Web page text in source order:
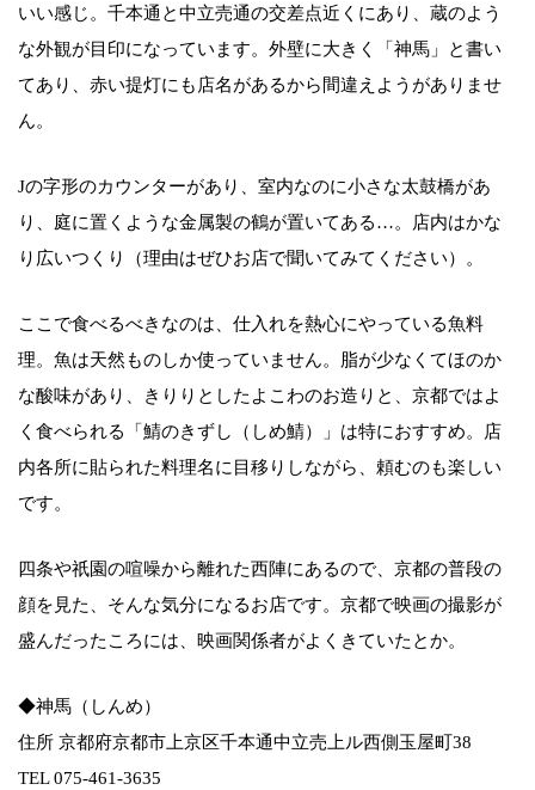
いい感じ。千本通と中立売通の交差点近くにあり、蔵のよう
な外観が目印になっています。外壁に大きく「神馬」と書い
てあり、赤い提灯にも店名があるから間違えようがありませ
ん。
Jの字形のカウンターがあり、室内なのに小さな太鼓橋があ
り、庭に置くような金属製の鶴が置いてある…。店内はかな
り広いつくり（理由はぜひお店で聞いてみてください）。
ここで食べるべきなのは、仕入れを熱心にやっている魚料
理。魚は天然ものしか使っていません。脂が少なくてほのか
な酸味があり、きりりとしたよこわのお造りと、京都ではよ
く食べられる「鯖のきずし（しめ鯖）」は特におすすめ。店
内各所に貼られた料理名に目移りしながら、頼むのも楽しい
です。
四条や祇園の喧噪から離れた西陣にあるので、京都の普段の
顔を見た、そんな気分になるお店です。京都で映画の撮影が
盛んだったころには、映画関係者がよくきていたとか。
◆神馬（しんめ）
住所 京都府京都市上京区千本通中立売上ル西側玉屋町38
TEL 075-461-3635